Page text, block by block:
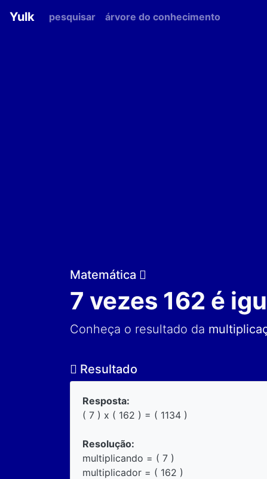
Yulk pesquisar árvore do conhecimento
Matemática
7 vezes 162 é
Conheça o resultado da
Resultado
Resposta:
( 7 ) x ( 162 ) = ( 1134 )
Resolução:
multiplicando = ( 7 )
multiplicador = ( 162 )